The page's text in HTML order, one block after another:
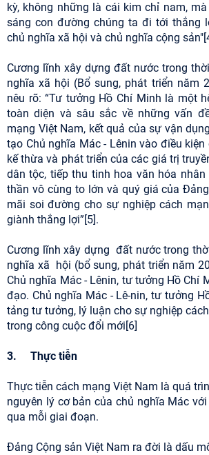
kỳ, không những là cái kim chỉ nam,
sáng con đường chúng ta đi tới thắng
chủ nghĩa xã hội và chủ nghĩa cộng
Cương lĩnh xây dựng đất nước trong
nghĩa xã hội (Bổ sung, phát triển năm
nêu rõ: “Tư tưởng Hồ Chí Minh là một
toàn diện và sâu sắc về những vấn
mạng Việt Nam, kết quả của sự vận
tạo Chủ nghĩa Mác - Lênin vào điều
kế thừa và phát triển của các giá trị
dân tộc, tiếp thu tinh hoa văn hóa
thần vô cùng to lớn và quý giá của
mãi soi đường cho sự nghiệp cách
giành thắng lợi”[5].
Cương lĩnh xây dựng đất nước trong
nghĩa xã hội (bổ sung, phát triển năm
Chủ nghĩa Mác - Lênin, tư tưởng Hồ Chí
đạo. Chủ nghĩa Mác - Lê-nin, tư tưởng
tảng tư tưởng, lý luận cho sự nghiệp
trong công cuộc đổi mới[6]
3. Thực tiễn
Thực tiễn cách mạng Việt Nam là quá
nguyên lý cơ bản của chủ nghĩa Mác
qua mỗi giai đoạn.
Đảng Cộng sản Việt Nam ra đời là dấu